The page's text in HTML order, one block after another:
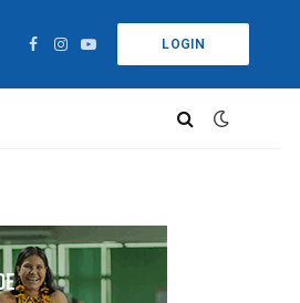
Facebook
Instagram
YouTube
LOGIN